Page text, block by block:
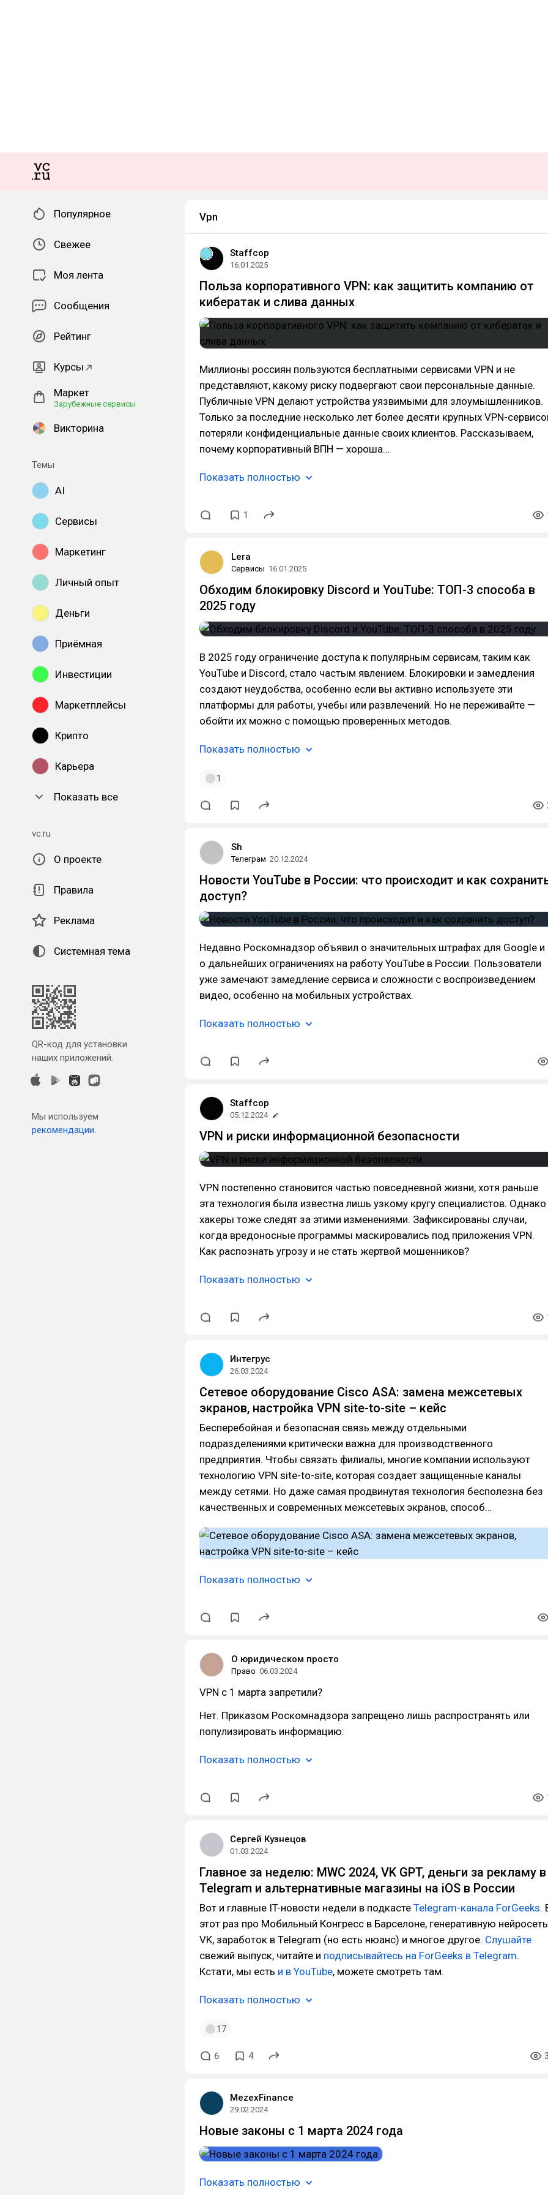
Популярное
Свежее
Моя лента
Сообщения
Рейтинг
Курсы
Маркет
Зарубежные сервисы
Викторина
Темы
AI
Сервисы
Маркетинг
Личный опыт
Деньги
Приёмная
Инвестиции
Маркетплейсы
Крипто
Карьера
Показать все
vc.ru
О проекте
Правила
Реклама
Системная тема
QR-код для установки
наших приложений.
Мы используем
рекомендации.
Vpn
Staffcop
16.01.2025
Польза корпоративного VPN: как защитить компанию от
кибератак и слива данных
Миллионы россиян пользуются бесплатными сервисами VPN и не
представляют, какому риску подвергают свои персональные данные.
Публичные VPN делают устройства уязвимыми для злоумышленников.
Только за последние несколько лет более десяти крупных VPN-
потеряли конфиденциальные данные своих клиентов. Рассказываем,
почему корпоративный ВПН — хороша…
Показать полностью
1
Lera
Сервисы 16.01.2025
Обходим блокировку Discord и YouTube: ТОП-3 способа в
2025 году
В 2025 году ограничение доступа к популярным сервисам, таким как
YouTube и Discord, стало частым явлением. Блокировки и замедления
создают неудобства, особенно если вы активно используете эти
платформы для работы, учебы или развлечений. Но не переживайте —
обойти их можно с помощью проверенных методов.
Показать полностью
1
Sh
Телеграм 20.12.2024
Новости YouTube в России: что происходит и как
доступ?
Недавно Роскомнадзор объявил о значительных штрафах для Google и
о дальнейших ограничениях на работу YouTube в России. Пользователи
уже замечают замедление сервиса и сложности с воспроизведением
видео, особенно на мобильных устройствах.
Показать полностью
Staffcop
05.12.2024
VPN и риски информационной безопасности
VPN постепенно становится частью повседневной жизни, хотя раньше
эта технология была известна лишь узкому кругу специалистов. Однако
хакеры тоже следят за этими изменениями. Зафиксированы случаи,
когда вредоносные программы маскировались под приложения VPN.
Как распознать угрозу и не стать жертвой мошенников?
Показать полностью
Интегрус
26.03.2024
Сетевое оборудование Cisco ASA: замена межсетевых
экранов, настройка VPN site-to-site – кейс
Бесперебойная и безопасная связь между отдельными
подразделениями критически важна для производственного
предприятия. Чтобы связать филиалы, многие компании используют
технологию VPN site-to-site, которая создает защищенные каналы
между сетями. Но даже самая продвинутая технология бесполезна без
качественных и современных межсетевых экранов, способ…
Показать полностью
О юридическом просто
Право 06.03.2024
VPN с 1 марта запретили?
Нет. Приказом Роскомнадзора запрещено лишь распространять или
популизировать информацию:
Показать полностью
Сергей Кузнецов
01.03.2024
Главное за неделю: MWC 2024, VK GPT, деньги за рекламу в
Telegram и альтернативные магазины на iOS в России
Вот и главные IT-новости недели в подкасте Telegram-канала ForGeeks.
этот раз про Мобильный Конгресс в Барселоне, генеративную нейросеть
VK, заработок в Telegram (но есть нюанс) и многое другое. Слушайте
свежий выпуск, читайте и подписывайтесь на ForGeeks в Telegram.
Кстати, мы есть и в YouTube, можете смотреть там.
Показать полностью
17
6 4
MezexFinance
29.02.2024
Новые законы с 1 марта 2024 года
Показать полностью